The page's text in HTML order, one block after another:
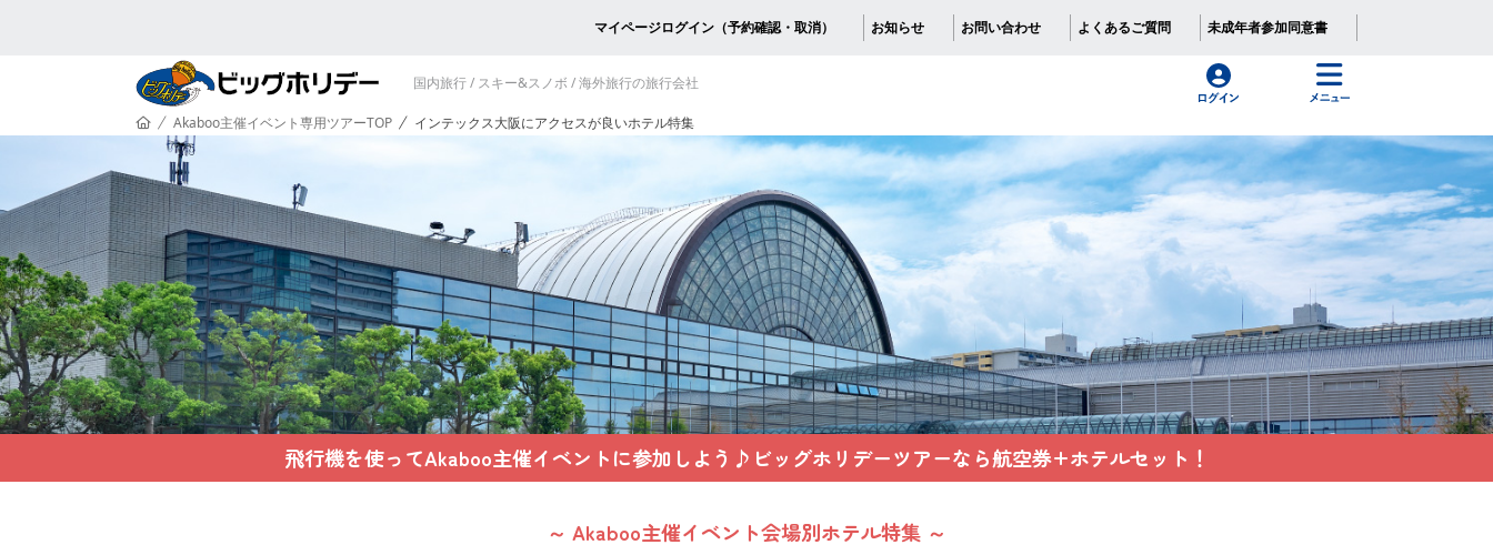
マイページログイン（予約確認・取消） お知らせ お問い合わせ よくあるご質問 未成年者参加同意書
国内旅行 / スキー&スノボ / 海外旅行の旅行会社
HOME
/
Akaboo主催イベント専用ツアーTOP /
インテックス大阪にアクセスが良いホテル特集
飛行機を使ってAkaboo主催イベントに参加しよう♪ ビッグホリデーツアーなら航空券+ホテルセット！
～ Akaboo主催イベント会場別ホテル特集 ～